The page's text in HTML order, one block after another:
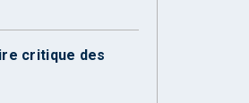
critique des